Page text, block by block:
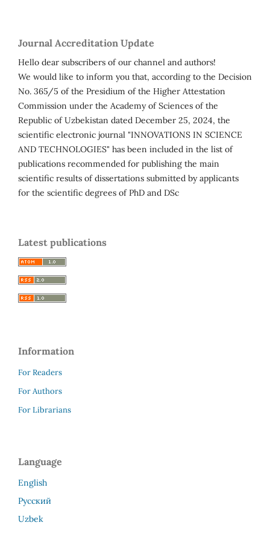
Journal Accreditation Update
Hello dear subscribers of our channel and authors!
We would like to inform you that, according to the Decision
No. 365/5 of the Presidium of the Higher Attestation
Commission under the Academy of Sciences of the
Republic of Uzbekistan dated December 25, 2024, the
scientific electronic journal "INNOVATIONS IN SCIENCE
AND TECHNOLOGIES" has been included in the list of
publications recommended for publishing the main
scientific results of dissertations submitted by applicants
for the scientific degrees of PhD and DSc
Latest publications
Information
For Readers
For Authors
For Librarians
Language
English
Русский
Uzbek